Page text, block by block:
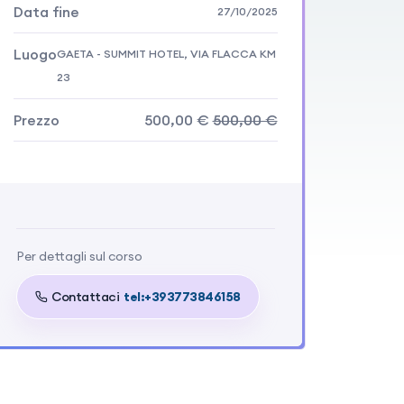
Data fine 27/10/2025
LuogoGAETA - SUMMIT HOTEL, VIA FLACCA KM
23
Prezzo 500,00 €500,00 €
Per dettagli sul corso
Contattaci tel:+393773846158